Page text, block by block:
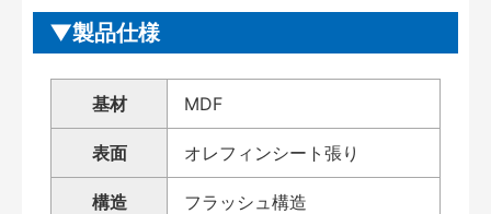
製品仕様
基材 MDF
表面 オレフィンシート張り
構造 フラッシュ構造